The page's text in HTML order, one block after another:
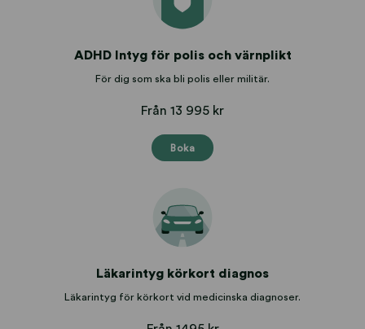
ADHD Intyg för polis och värnplikt
För dig som ska bli polis eller militär.
Från 13 995 kr
Boka
Läkarintyg körkort diagnos
Läkarintyg för körkort vid medicinska diagnoser.